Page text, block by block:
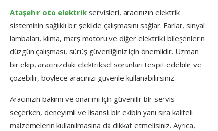
Ataşehir oto elektrik servisleri, aracınızın elektrik
sisteminin sağlıklı bir şekilde çalışmasını sağlar. Farlar, sinyal
lambaları, klima, marş motoru ve diğer elektrikli bileşenlerin
düzgün çalışması, sürüş güvenliğiniz için önemlidir. Uzman
bir ekip, aracınızdaki elektriksel sorunları tespit edebilir ve
çözebilir, böylece aracınızı güvenle kullanabilirsiniz.
Aracınızın bakımı ve onarımı için güvenilir bir servis
seçerken, deneyimli ve lisanslı bir ekibin yanı sıra kaliteli
malzemelerin kullanılmasına da dikkat etmelisiniz. Ayrıca,